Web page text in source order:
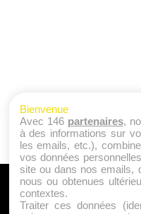
A
Qui
Bienvenue
Avec 146 partenaires,
à des informations sur
les emails, etc.),
vos données
site ou dans nos emails,
nous ou obtenues
contextes.
Traiter ces données